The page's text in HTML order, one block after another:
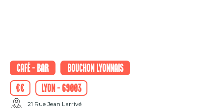
Café - Bar
Bouchon Lyonnais
€€
Lyon - 69003
21 Rue Jean Larrivé